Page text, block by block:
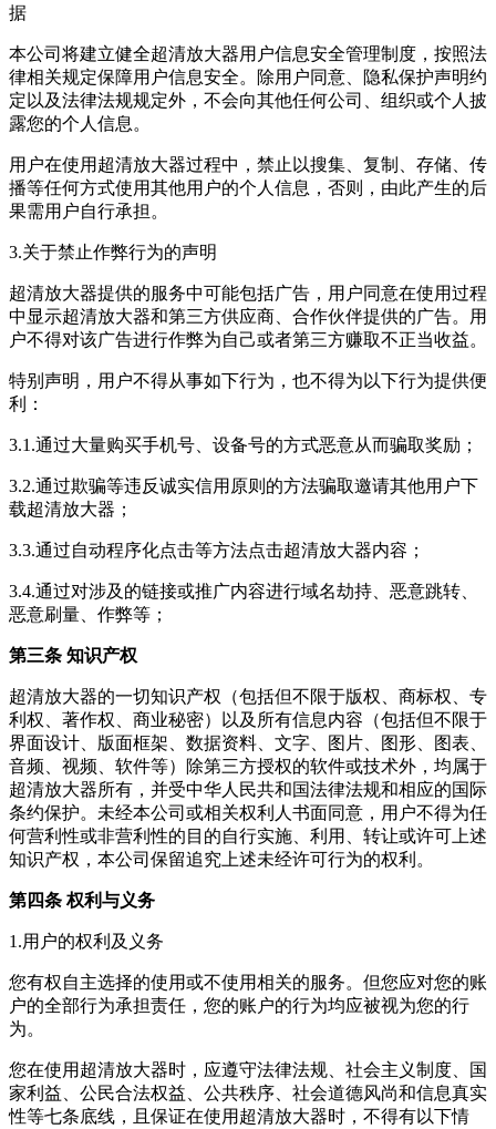
据
本公司将建立健全超清放大器用户信息安全管理制度，按照法
律相关规定保障用户信息安全。除用户同意、隐私保护声明约
定以及法律法规规定外，不会向其他任何公司、组织或个人披
露您的个人信息。
用户在使用 超清放大器过程中，禁止以搜集、复制、存储、传
播等任何方式使用其他用户的个人信息，否则，由此产生的后
果需用户自行承担。
3.关于禁止作弊行为的声明
超清放大器提供的服务中可能包括广告，用户同意在使用过程
中显示超清放大器和第三方供应商、合作伙伴提供的广告。用
户不得对该广告进行作弊为自己或者第三方赚取不正当收益。
特别声明，用户不得从事如下行为，也不得为以下行为提供便
利：
3.1.通过大量购买手机号、设备号的方式恶意从而骗取奖励；
3.2.通过欺骗等违反诚实信用原则的方法骗取邀请其他用户下
载超清放大器 ；
3.3.通过自动程序化点击等方法点击超清放大器内容；
3.4.通过对涉及的链接或推广内容进行域名劫持、恶意跳转、
恶意刷量、作弊等；
第三条 知识产权
超清放大器的一切知识产权（包括但不限于版权、商标权、专
利权、著作权、商业秘密）以及所有信息内容（包括但不限于
界面设计、版面框架、数据资料、文字、图片、图形、图表、
音频、视频、软件等）除第三方授权的软件或技术外，均属于
超清放大器所有，并受中华人民共和国法律法规和相应的国际
条约保护。未经本公司或相关权利人书面同意，用户不得为任
何营利性或非营利性的目的自行实施、利用、转让或许可上述
知识产权，本公司保留追究上述未经许可行为的权利。
第四条 权利与义务
1.用户的权利及义务
您有权自主选择的使用或不使用相关的服务。但您应对您的账
户的全部行为承担责任，您的账户的行为均应被视为您的行
为。
您在使用 超清放大器时，应遵守法律法规、社会主义制度、国
家利益、公民合法权益、公共秩序、社会道德风尚和信息真实
性等七条底线，且保证在使用 超清放大器时，不得有以下情